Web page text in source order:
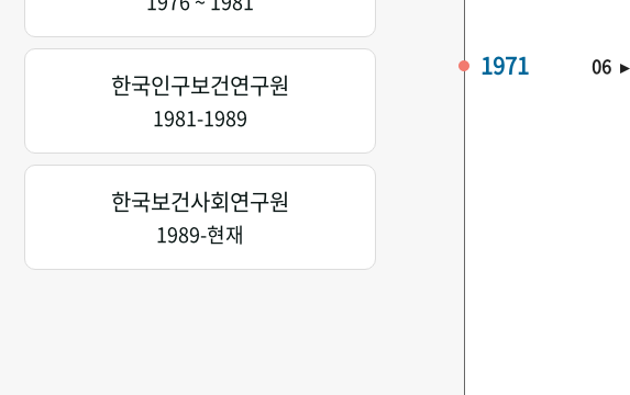
한국인구보건연구원
1981-1989
한국보건사회연구원
1989-현재
1971 06 ▸